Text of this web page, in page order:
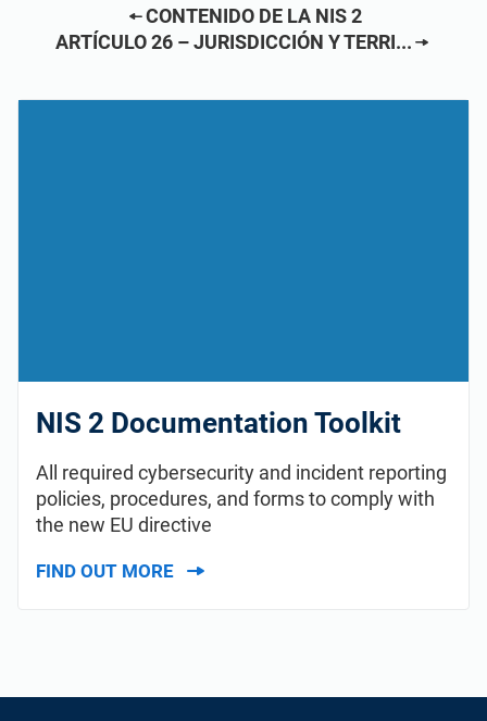
ISO 22301
Organizaciones sanitarias
CONTENIDO DE LA NIS 2
ARTÍCULO 26 – JURISDICCIÓN Y TERRI...
NIS 2 Documentation Toolkit
All required cybersecurity and incident reporting
policies, procedures, and forms to comply with
the new EU directive
FIND OUT MORE